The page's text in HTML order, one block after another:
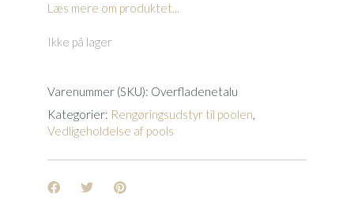
Læs mere om produktet...
Ikke på lager
Varenummer (SKU): Overfladenetalu
Kategorier: Rengøringsudstyr til poolen,
Vedligeholdelse af pools